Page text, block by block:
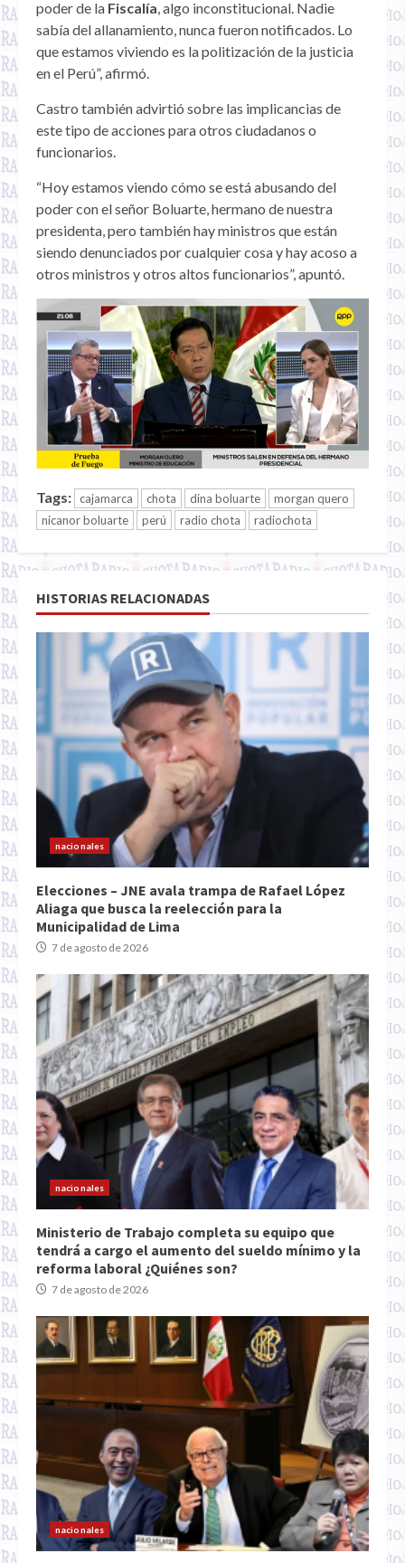
poder de la Fiscalía , algo inconstitucional. Nadie
sabía del allanamiento, nunca fueron notificados. Lo
que estamos viviendo es la politización de la justicia
en el Perú”, afirmó.
Castro también advirtió sobre las implicancias de
este tipo de acciones para otros ciudadanos o
funcionarios.
“Hoy estamos viendo cómo se está abusando del
poder con el señor Boluarte, hermano de nuestra
presidenta, pero también hay ministros que están
siendo denunciados por cualquier cosa y hay acoso a
otros ministros y otros altos funcionarios”, apuntó.
Tags: cajamarca chota dina boluarte
morgan quero
nicanor boluarte
perú radio chota radiochota
HISTORIAS RELACIONADAS
nacionales
Elecciones – JNE avala trampa de Rafael López
Aliaga que busca la reelección para la
Municipalidad de Lima
7 de agosto de 2026
nacionales
Ministerio de Trabajo completa su equipo que
tendrá a cargo el aumento del sueldo mínimo y la
reforma laboral ¿Quiénes son?
7 de agosto de 2026
nacionales